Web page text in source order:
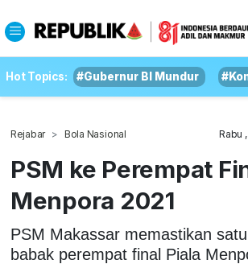
Hot Topics: #Gubernur BI Mundur
Rejabar Bola Nasional Rabu
PSM ke Perempat
Menpora 2021
PSM Makassar memastikan
babak perempat final Piala